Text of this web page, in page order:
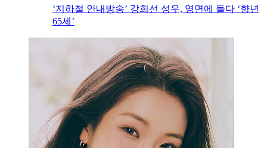
‘지하철 안내방송’ 강희선 성우, 영면에 들다 ‘향년
65세’